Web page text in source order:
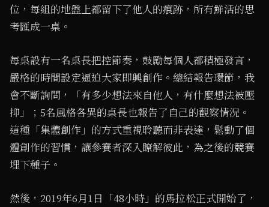
位，每組的地盤上都留下了他人的痕跡，所有鮮活的思
考匯成一桌。
每桌設有一名桌長把控節奏，鼓勵每個人都積極發言，
嚴格的時間設定逼迫大家即興創作。總結報告環節，我
會不斷詢問，「有多少想法來自他人，有什麼想法被壓
抑」；5名風格各異的桌長也報告了自己的觀察情況。
這種「集體創作」的方式重視聆聽而非表達，鬆動了個
體創作的習慣，讓參賽者深入瞭解彼此，為之後的競賽
埋下種子。
然後，2019年6月1日「48小時」的馬拉松正式開始了，